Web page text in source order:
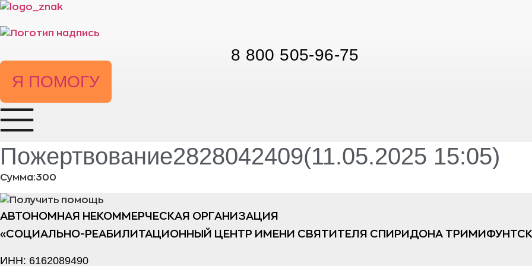
Перейти
содержимому
8 800 505-96-75
Я ПОМОГУ
Пожертвование2828042409(11.05.2025 15:05)
Сумма:300
АВТОНОМНАЯ НЕКОММЕРЧЕСКАЯ ОРГАНИЗАЦИЯ
«СОЦИАЛЬНО-РЕАБИЛИТАЦИОННЫЙ ЦЕНТР ИМЕНИ СВЯТИТЕЛЯ СПИРИДОНА
ИНН: 6162089490